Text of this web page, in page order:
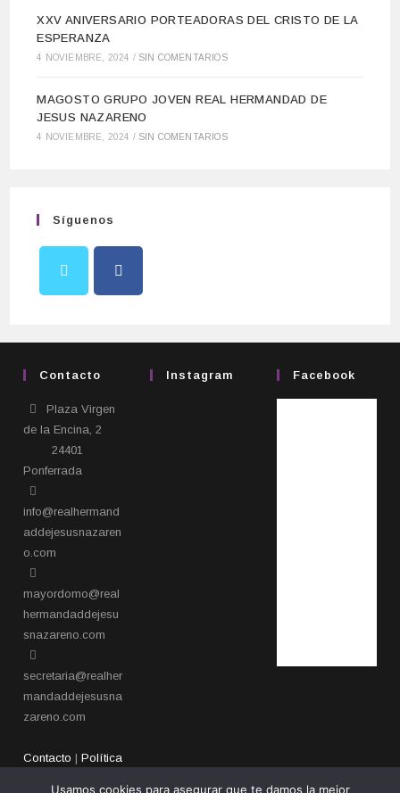
XXV ANIVERSARIO PORTEADORAS DEL CRISTO DE LA
ESPERANZA
4 NOVIEMBRE, 2024 / SIN COMENTARIOS
MAGOSTO GRUPO JOVEN REAL HERMANDAD DE
JESUS NAZARENO
4 NOVIEMBRE, 2024 / SIN COMENTARIOS
Síguenos
Contacto
Plaza Virgen
de la Encina, 2
24401
Ponferrada​
info@realhermand
addejesusnazaren
o.com
mayordomo@real
hermandaddejesu
snazareno.com
secretaria@realher
mandaddejesusna
zareno.com
Contacto |Política
Instagram Facebook
Usamos cookies para asegurar que te damos la mejor